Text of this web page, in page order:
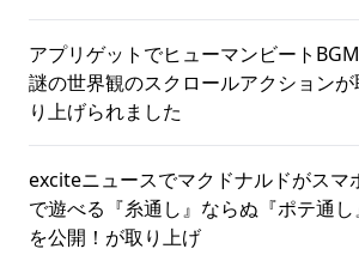
アプリゲットでヒューマンビート
謎の世界観のスクロールアクションが
り上げられました
exciteニュースでマクドナルドがスマ
で遊べる『糸通し』ならぬ『ポテ通し
を公開！が取り上げ